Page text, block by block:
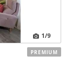
1/9
PREMIUM